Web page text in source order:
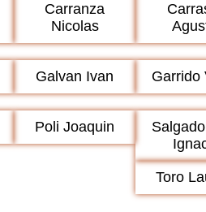
Carranza
Nicolas
Galvan Ivan Garrido
Poli Joaquin
Toro